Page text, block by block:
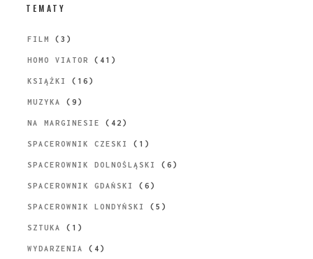
TEMATY
FILM (3)
HOMO VIATOR (41)
KSIĄŻKI (16)
MUZYKA (9)
NA MARGINESIE (42)
SPACEROWNIK CZESKI (1)
SPACEROWNIK DOLNOŚLĄSKI (6)
SPACEROWNIK GDAŃSKI (6)
SPACEROWNIK LONDYŃSKI (5)
SZTUKA (1)
WYDARZENIA (4)